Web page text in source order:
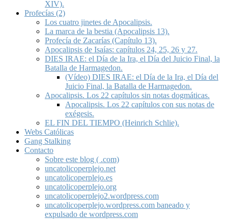
XIV).
Profecías (2)
Los cuatro jinetes de Apocalipsis.
La marca de la bestia (Apocalipsis 13).
Profecía de Zacarías (Capítulo 13).
Apocalipsis de Isaías: capítulos 24, 25, 26 y 27.
DIES IRAE: el Día de la Ira, el Día del Juicio Final, la
Batalla de Harmagedon.
(Vídeo) DIES IRAE: el Día de la Ira, el Día del
Juicio Final, la Batalla de Harmagedon.
Apocalipsis. Los 22 capítulos sin notas dogmáticas.
Apocalipsis. Los 22 capítulos con sus notas de
exégesis.
EL FIN DEL TIEMPO (Heinrich Schlie).
Webs Católicas
Gang Stalking
Contacto
Sobre este blog ( .com)
uncatolicoperplejo.net
uncatolicoperplejo.es
uncatolicoperplejo.org
uncatolicoperplejo2.wordpress.com
uncatolicoperplejo.wordpress.com baneado y
expulsado de wordpress.com